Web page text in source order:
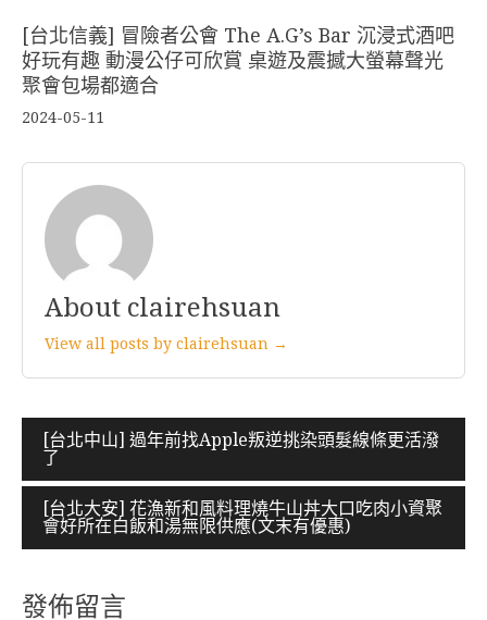
[台北信義] 冒險者公會 The A.G’s Bar 沉浸式酒吧
好玩有趣 動漫公仔可欣賞 桌遊及震撼大螢幕聲光
聚會包場都適合
2024-05-11
About clairehsuan
View all posts by clairehsuan →
文
章
導
覽
[台北中山] 過年前找Apple叛逆挑染頭髮線條更活潑
了
[台北大安] 花漁新和風料理燒牛山丼大口吃肉小資聚
會好所在白飯和湯無限供應(文末有優惠)
發佈留言